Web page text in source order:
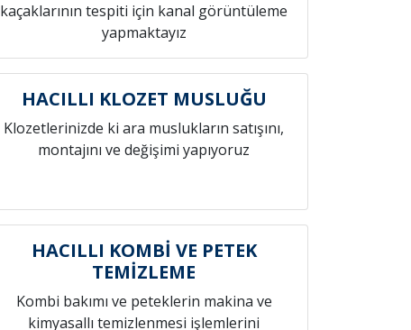
kaçaklarının tespiti için kanal görüntüleme
yapmaktayız
HACILLI KLOZET MUSLUĞU
Klozetlerinizde ki ara muslukların satışını,
montajını ve değişimi yapıyoruz
HACILLI KOMBİ VE PETEK
TEMİZLEME
Kombi bakımı ve peteklerin makina ve
kimyasallı temizlenmesi işlemlerini